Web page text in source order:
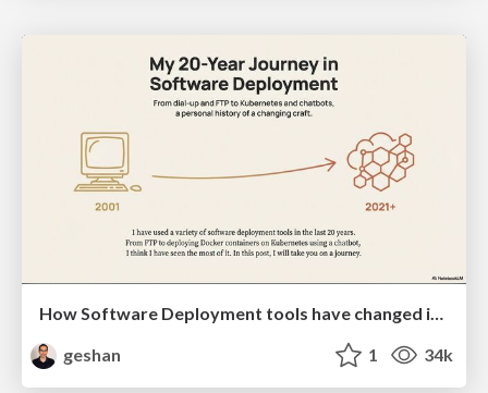
How Software Deployment tools have changed in the past 20 years
geshan
1 34k